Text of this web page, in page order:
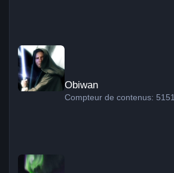
Obiwan
Compteur de contenus: 5151